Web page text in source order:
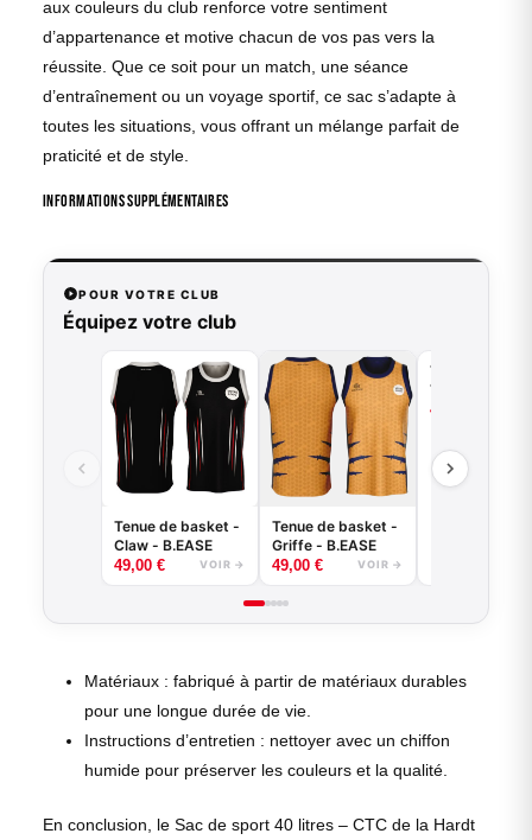
aux couleurs du club renforce votre sentiment
d’appartenance et motive chacun de vos pas vers la
réussite. Que ce soit pour un match, une séance
d’entraînement ou un voyage sportif, ce sac s’adapte à
toutes les situations, vous offrant un mélange parfait de
praticité et de style.
Informations supplémentaires
POUR VOTRE CLUB
Équipez votre club
Tenue de basket -
Claw - B.EASE
49,00 € VOIR →
Tenue de basket -
Griffe - B.EASE
49,00 € VOIR →
Tenue de
Tiger - B.EASE
49,00
Matériaux : fabriqué à partir de matériaux durables
pour une longue durée de vie.
Instructions d’entretien : nettoyer avec un chiffon
humide pour préserver les couleurs et la qualité.
En conclusion, le Sac de sport 40 litres – CTC de la Hardt